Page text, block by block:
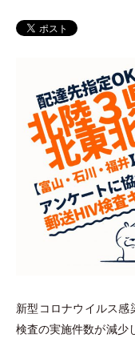
新型コロナウイルス感
検査の実施件数が減少